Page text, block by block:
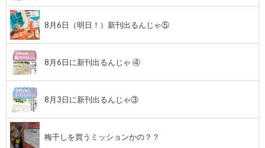
8月6日（明日！）新刊出るんじゃ⑤
8月6日に新刊出るんじゃ ④
8月3日に新刊出るんじゃ③
梅干しを買うミッションかの？？